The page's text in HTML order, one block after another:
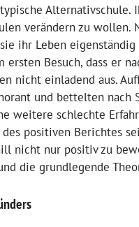
Alternativschule.
verändern zu
ihr Leben
ersten Besuch, dass er
nicht einladend aus.
und bettelten nach
weitere schlechte
positiven Berichtes
nicht nur positiv zu
die grundlegende